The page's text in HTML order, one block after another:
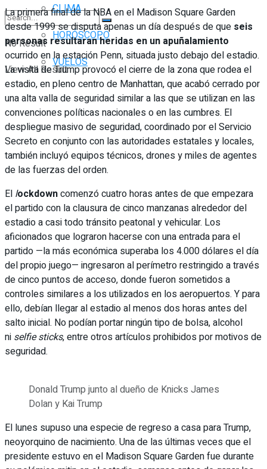
No Result
View All Result
CLIMA
HORÓSCOPO
VUELOS
La primera final de la NBA en el Madison Square Garden
desde 1999 se disputa apenas un día después de que seis
personas resultaran heridas en un apuñalamiento
ocurrido en la estación Penn, situada justo debajo del estadio.
La visita de Trump provocó el cierre de la zona que rodea el
estadio, en pleno centro de Manhattan, que acabó cerrado por
una alta valla de seguridad similar a las que se utilizan en las
convenciones políticas nacionales o en las cumbres. El
despliegue masivo de seguridad, coordinado por el Servicio
Secreto en conjunto con las autoridades estatales y locales,
también incluyó equipos técnicos, drones y miles de agentes
de las fuerzas del orden.
El lockdowncomenzó cuatro horas antes de que empezara
el partido con la clausura de cinco manzanas alrededor del
estadio a casi todo tránsito peatonal y vehicular. Los
aficionados que lograron hacerse con una entrada para el
partido —la más económica superaba los 4.000 dólares el día
del propio juego— ingresaron al perímetro restringido a través
de cinco puntos de acceso, donde fueron sometidos a
controles similares a los utilizados en los aeropuertos. Y para
ello, debían llegar al estadio al menos dos horas antes del
salto inicial. No podían portar ningún tipo de bolsa, alcohol
ni selfie sticks, entre otros artículos prohibidos por motivos de
seguridad.
Donald Trump junto al dueño de Knicks James
Dolan y Kai Trump
El lunes supuso una especie de regreso a casa para Trump,
neoyorquino de nacimiento. Una de las últimas veces que el
presidente estuvo en el Madison Square Garden fue durante